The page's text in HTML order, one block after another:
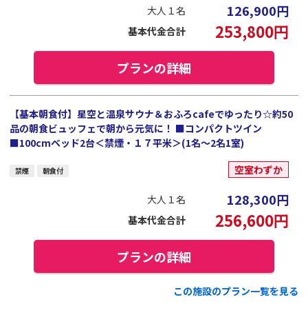
大人１名 126,900円
基本代金合計 253,800円
プランの詳細
【基本朝食付】星空と温泉サウナ＆おふろcafeでゆったり☆約50
品の朝食ビュッフェで朝から元気に！ ■コンパクトツイン
■100cmベッド2台＜禁煙・１７平米＞(1名～2名1室)
禁煙 朝食付 空室わずか
大人１名 128,300円
基本代金合計 256,600円
プランの詳細
この施設のプラン一覧を見る